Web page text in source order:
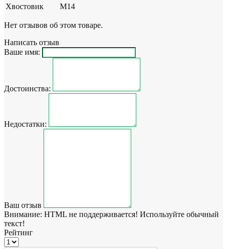
Хвостовик
М14
Нет отзывов об этом товаре.
Написать отзыв
Ваше имя:
Достоинства:
Недостатки:
Ваш отзыв
Внимание: HTML не поддерживается! Используйте обычный
текст!
Рейтинг